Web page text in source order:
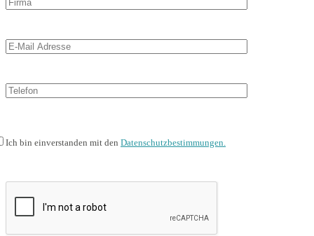
Ich bin einverstanden mit den Datenschutzbestimmungen.